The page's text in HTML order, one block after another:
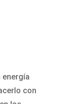
energía
con